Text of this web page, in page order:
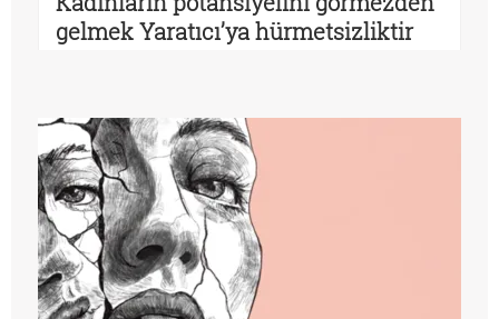
gelmek Yaratıcı’ya hürmetsizliktir